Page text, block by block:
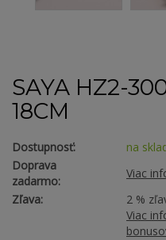
SAYA HZ2-
18CM
Dostupnosť:
na
Doprava
zadarmo:
Viac
Zľava:
2 %
Viac